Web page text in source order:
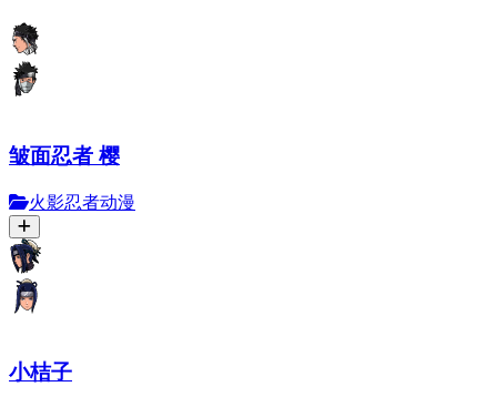
皱面忍者 樱
火影忍者动漫
小桔子